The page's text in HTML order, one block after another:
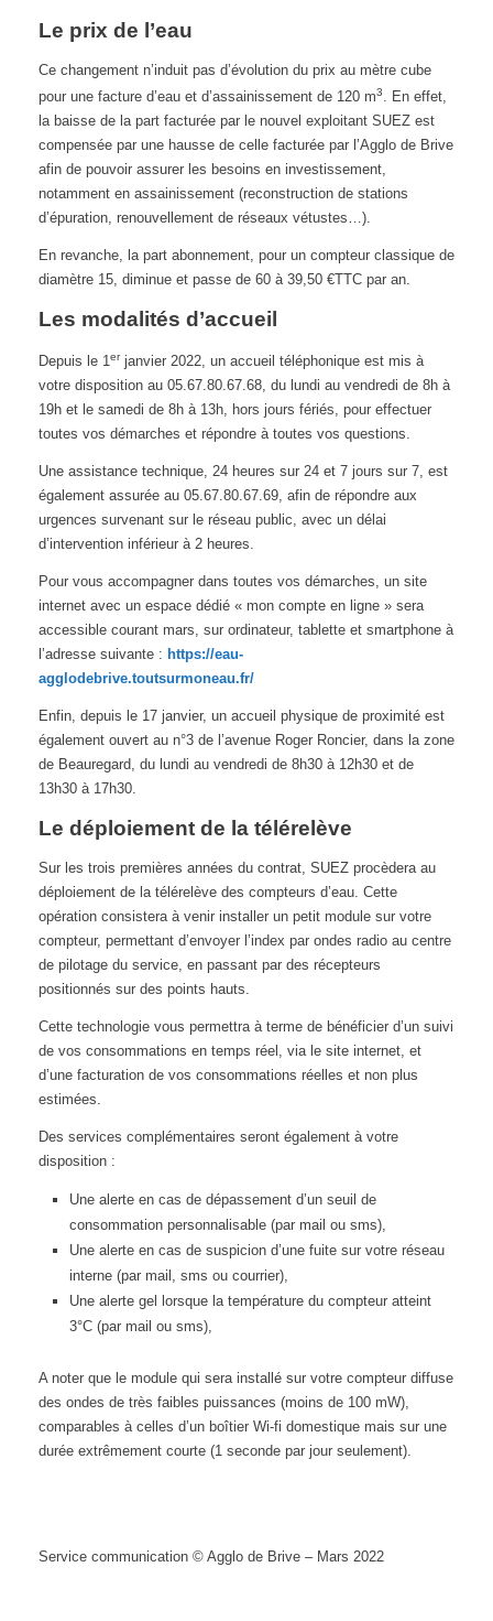
Le prix de l’eau
Ce changement n’induit pas d’évolution du prix au mètre cube
pour une facture d’eau et d’assainissement de 120 m3
. En effet,
la baisse de la part facturée par le nouvel exploitant SUEZ est
compensée par une hausse de celle facturée par l’Agglo de Brive
afin de pouvoir assurer les besoins en investissement,
notamment en assainissement (reconstruction de stations
d’épuration, renouvellement de réseaux vétustes…).
En revanche, la part abonnement, pour un compteur classique de
diamètre 15, diminue et passe de 60 à 39,50 €TTC par an.
Les modalités d’accueil
Depuis le 1erjanvier 2022, un accueil téléphonique est mis à
votre disposition au 05.67.80.67.68, du lundi au vendredi de 8h à
19h et le samedi de 8h à 13h, hors jours fériés, pour effectuer
toutes vos démarches et répondre à toutes vos questions.
Une assistance technique, 24 heures sur 24 et 7 jours sur 7, est
également assurée au 05.67.80.67.69, afin de répondre aux
urgences survenant sur le réseau public, avec un délai
d’intervention inférieur à 2 heures.
Pour vous accompagner dans toutes vos démarches, un site
internet avec un espace dédié « mon compte en ligne » sera
accessible courant mars, sur ordinateur, tablette et smartphone à
l’adresse suivante : https://eau-
agglodebrive.toutsurmoneau.fr/
Enfin, depuis le 17 janvier, un accueil physique de proximité est
également ouvert au n°3 de l’avenue Roger Roncier, dans la zone
de Beauregard, du lundi au vendredi de 8h30 à 12h30 et de
13h30 à 17h30.
Le déploiement de la télérelève
Sur les trois premières années du contrat, SUEZ procèdera au
déploiement de la télérelève des compteurs d’eau. Cette
opération consistera à venir installer un petit module sur votre
compteur, permettant d’envoyer l’index par ondes radio au centre
de pilotage du service, en passant par des récepteurs
positionnés sur des points hauts.
Cette technologie vous permettra à terme de bénéficier d’un suivi
de vos consommations en temps réel, via le site internet, et
d’une facturation de vos consommations réelles et non plus
estimées.
Des services complémentaires seront également à votre
disposition :
Une alerte en cas de dépassement d’un seuil de
consommation personnalisable (par mail ou sms),
Une alerte en cas de suspicion d’une fuite sur votre réseau
interne (par mail, sms ou courrier),
Une alerte gel lorsque la température du compteur atteint
3°C (par mail ou sms),
A noter que le module qui sera installé sur votre compteur diffuse
des ondes de très faibles puissances (moins de 100 mW),
comparables à celles d’un boîtier Wi-fi domestique mais sur une
durée extrêmement courte (1 seconde par jour seulement).
Service communication © Agglo de Brive – Mars 2022